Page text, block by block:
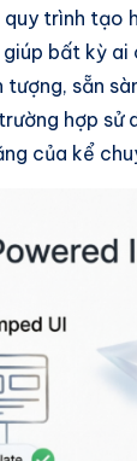
trình tạo
giúp bất kỳ
tượng, sẵn
hợp sử
của kể